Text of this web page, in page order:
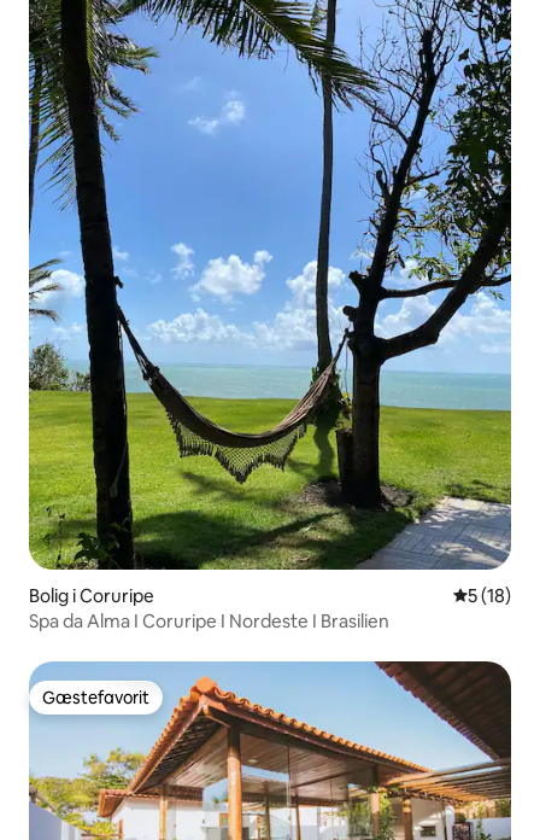
Bolig i Coruripe 5 ud af 5 i
5 (18)
Spa da Alma I Coruripe I Nordeste I Brasilien
Gæstefavorit
Gæstefavorit